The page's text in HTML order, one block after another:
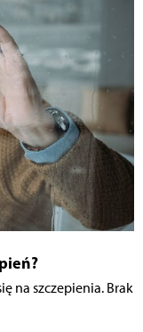
na szczepienia. Brak